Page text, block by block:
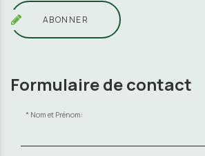
ABONNER
Formulaire de contact
Nom et Prénom: